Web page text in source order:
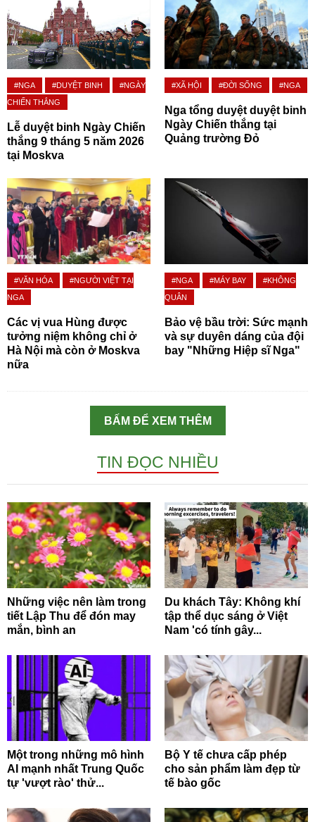
#NGA #DUYỆT BINH
#NGÀY
CHIẾN THẮNG
Lễ duyệt binh Ngày Chiến
thắng 9 tháng 5 năm 2026
tại Moskva
#XÃ HỘI #ĐỜI SỐNG #NGA
Nga tổng duyệt duyệt binh
Ngày Chiến thắng tại
Quảng trường Đỏ
#VĂN HÓA
#NGƯỜI VIỆT TẠI
NGA
Các vị vua Hùng được
tưởng niệm không chỉ ở
Hà Nội mà còn ở Moskva
nữa
#NGA #MÁY BAY
#KHÔNG
QUÂN
Bảo vệ bầu trời: Sức mạnh
và sự duyên dáng của đội
bay "Những Hiệp sĩ Nga"
BẤM ĐỂ XEM THÊM
TIN ĐỌC NHIỀU
Những việc nên làm trong
tiết Lập Thu để đón may
mắn, bình an
Du khách Tây: Không khí
tập thể dục sáng ở Việt
Nam 'có tính gây...
Một trong những mô hình
AI mạnh nhất Trung Quốc
tự 'vượt rào' thử...
Bộ Y tế chưa cấp phép
cho sản phẩm làm đẹp từ
tế bào gốc